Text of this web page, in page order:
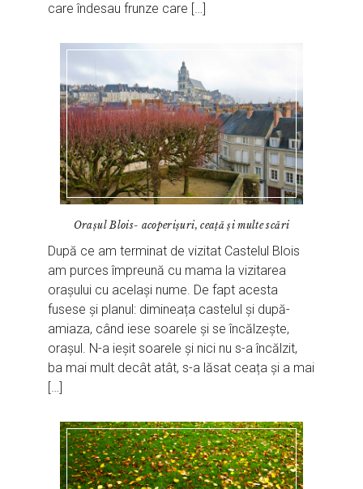
care îndesau frunze care […]
Orașul Blois- acoperișuri, ceață și multe scări
După ce am terminat de vizitat Castelul Blois
am purces împreună cu mama la vizitarea
orașului cu același nume. De fapt acesta
fusese și planul: dimineața castelul și după-
amiaza, când iese soarele și se încălzește,
orașul. N-a ieșit soarele și nici nu s-a încălzit,
ba mai mult decât atât, s-a lăsat ceața și a mai
[…]